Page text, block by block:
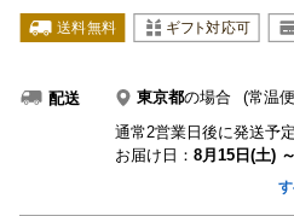
配送 東京都の場合
(常温
通常2営業日後に発送予定
お届け日： 8月15日(土) ～